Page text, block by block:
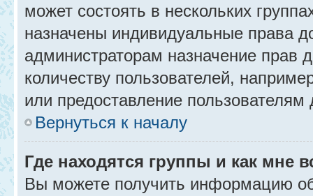
может состоять в нескольких
назначены индивидуальные права
администраторам назначение прав
количеству пользователей,
или предоставление
Вернуться к началу
Где находятся группы и как мне
Вы можете получить информацию